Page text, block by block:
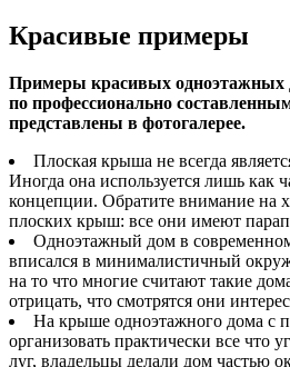
Красивые примеры
Примеры красивых одноэтажных
по профессионально
представлены в фотогалерее.
Плоская крыша не всегда
Иногда она используется лишь как
концепции. Обратите внимание на
плоских крыш: все они имеют
Одноэтажный дом в
вписался в минималистичный
на то что многие считают такие
отрицать, что смотрятся они
На крыше одноэтажного дома с
организовать практически все что
луг, владельцы делали дом частью